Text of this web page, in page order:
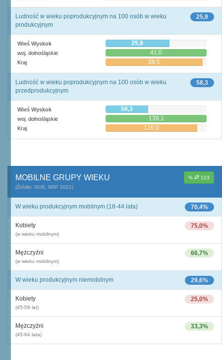
25,9
Ludność w wieku poprodukcyjnym na 100 osób w wieku
produkcyjnym
Wieś Wyskok 25,9
woj. dolnośląskie 41,0
Kraj 39,5
58,3
Ludność w wieku poprodukcyjnym na 100 osób w wieku
przedprodukcyjnym
Wieś Wyskok 58,3
woj. dolnośląskie 139,1
Kraj 126,0
% 123
MOBILNE GRUPY WIEKU
(Źródło: GUS, NSP 2021)
70,4%
W wieku produkcyjnym mobilnym (18-44 lata)
75,0%
Kobiety
(w wieku mobilnym)
66,7%
Mężczyźni
(w wieku mobilnym)
29,6%
W wieku produkcyjnym niemobilnym
25,0%
Kobiety
(45-59 lat)
33,3%
Mężczyźni
(45-64 lata)